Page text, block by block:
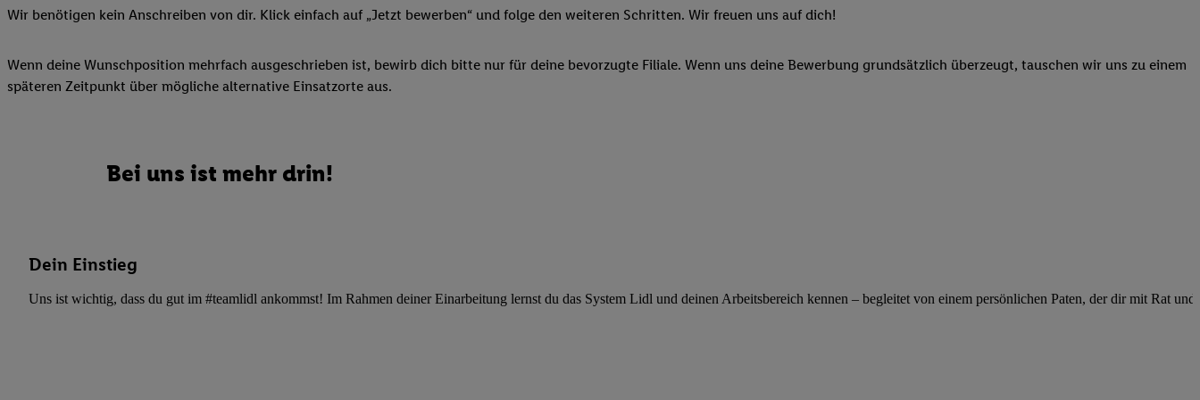
Wir benötigen kein Anschreiben von dir. Klick einfach auf „Jetzt bewerben“ und folge den weiteren Schritten. Wir freuen uns auf dich!
Wenn deine Wunschposition mehrfach ausgeschrieben ist, bewirb dich bitte nur für deine bevorzugte Filiale. Wenn uns deine Bewerbung grundsätzlich überzeugt, tauschen wir uns zu einem
späteren Zeitpunkt über mögliche alternative Einsatzorte aus.
Bei uns ist mehr drin!
Dein Einstieg
Uns ist wichtig, dass du gut im #teamlidl ankommst! Im Rahmen deiner Einarbeitung lernst du das System Lidl und deinen Arbeitsbereich kennen – begleitet von einem persönlichen Paten, der dir mit Rat und
Verwendungszwecke oder Partner zulassen; das gilt auch für die nachfolgend schlagwortartig benannten Zwecke
Gewährleistung der Sicherheit, Verhinderung und Aufdeckung von Betrug und Fehlerbehebung, Bereitstellung und
Anzeige von Werbung und Inhalten, Abgleichung und Kombination von Daten aus unterschiedlichen Quellen,
Verwendung genauer Standortdaten. Erstellung von Profilen für personalisierte Werbung. Speichern von
Liste der Partner (Lieferanten)